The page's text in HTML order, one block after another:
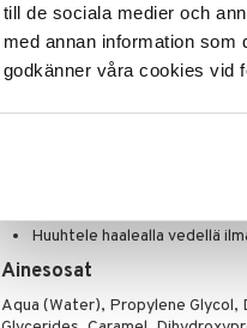
till de sociala medier och
med annan information som
godkänner våra cookies vid
antaa kauniin syvän ja tumman
tuotteiden hajua. - Näkyviä
tummemman lopputuloksen
parabeeneja.
Levitä puhtaalle ja kuivalle
Käytä vähemmän tuotetta
Huuhtele haalealla vedellä
Ainesosat
Aqua (Water), Propylene